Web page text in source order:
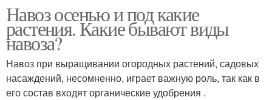
Навоз осенью и под какие
растения. Какие бывают виды
навоза?
Навоз при выращивании огородных растений, садовых
насаждений, несомненно, играет важную роль, так как в
его состав входят органические удобрения .